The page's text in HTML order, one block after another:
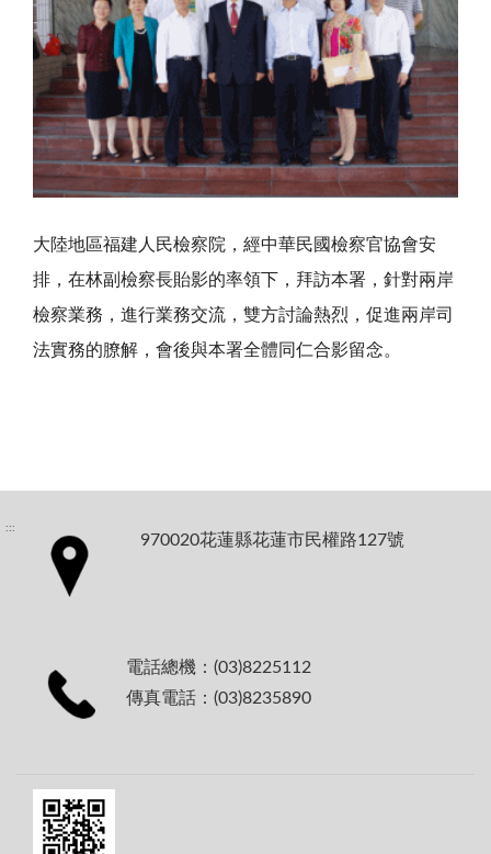
大陸地區福建人民檢察院，經中華民國檢察官協會安
排，在林副檢察長貽影的率領下，拜訪本署，針對兩岸
檢察業務，進行業務交流，雙方討論熱烈，促進兩岸司
法實務的膫解，會後與本署全體同仁合影留念。
:::
970020花蓮縣花蓮市民權路127號
電話總機：(03)8225112
傳真電話：(03)8235890